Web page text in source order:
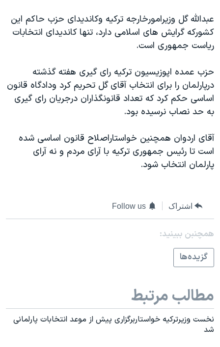
آرشیو پخش زنده
مجموعه مستندهای دادخواهی
تریبونال مردمی آبان ۹۸
چهل سال گروگان‌گیری
قانون شفافیت دارائی کادر رهبری ایران
اعتراضات مردمی آبان ۹۸
نرگس محمدی برنده جایزه نوبل صلح
همایش محافظه‌کاران آمریکا «سی‌پک»
عبدالله گل وزيرامورخارجه ترکيه وکانديدای حزب حاکم اين
کشورکه گرايش های اسلامی دارد، تنها کانديدای انتخابات
رياست جمهوری است.
حزب عمده اپوزيسيون ترکيه رای گيری هفته گذشته
درپارلمان را برای انتخاب آقای گل تحريم کرد ودادگاه قانون
اساسی حکم کرد که تعداد قانونگذاران درجريان رای گيری
به حد نصاب نرسيده بود.
آقای اردوان همچنين خواستاراصلاح قانون اساسی شده
است تا رئيس جمهوری ترکيه با آرای مردم و نه آرای
پارلمان انتخاب شود.
اشتراک Follow us
همچنبن ببینید:
گزيده‌ها
مطالب مرتبط
نخست وزيرترکيه خواستاربرگزاری پيش از موعد انتخابات پارلمانی
شد